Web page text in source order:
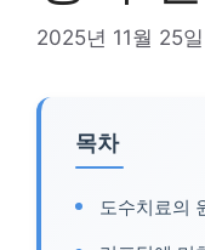
2025년 11월 25일
목차
도수치료의